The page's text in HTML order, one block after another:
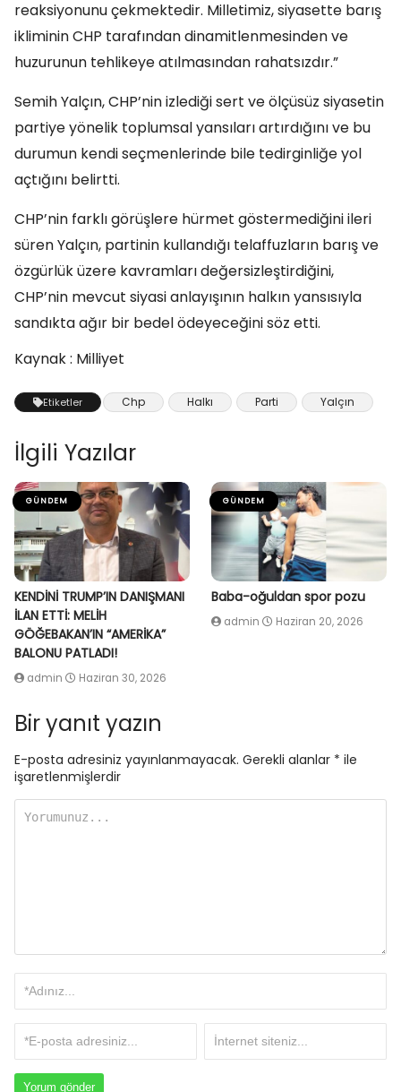
reaksiyonunu çekmektedir. Milletimiz, siyasette barış
ikliminin CHP tarafından dinamitlenmesinden ve
huzurunun tehlikeye atılmasından rahatsızdır.”
Semih Yalçın, CHP’nin izlediği sert ve ölçüsüz siyasetin
partiye yönelik toplumsal yansıları artırdığını ve bu
durumun kendi seçmenlerinde bile tedirginliğe yol
açtığını belirtti.
CHP’nin farklı görüşlere hürmet göstermediğini ileri
süren Yalçın, partinin kullandığı telaffuzların barış ve
özgürlük üzere kavramları değersizleştirdiğini,
CHP’nin mevcut siyasi anlayışının halkın yansısıyla
sandıkta ağır bir bedel ödeyeceğini söz etti.
Kaynak : Milliyet
Etiketler Chp Halkı Parti Yalçın
İlgili Yazılar
GÜNDEM
KENDİNİ TRUMP’IN DANIŞMANI
İLAN ETTİ: MELİH
GÖĞEBAKAN’IN “AMERİKA”
BALONU PATLADI!
admin Haziran 30, 2026
GÜNDEM
Baba-oğuldan spor pozu
admin Haziran 20, 2026
Bir yanıt yazın
E-posta adresiniz yayınlanmayacak. Gerekli alanlar * ile
işaretlenmişlerdir